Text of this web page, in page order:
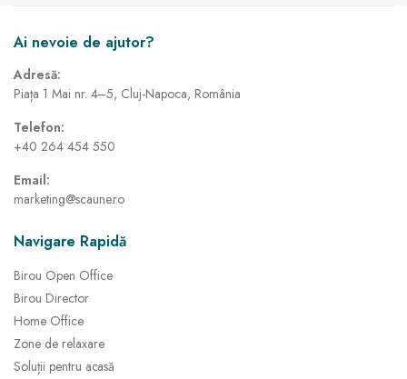
Ai nevoie de ajutor?
Adresă:
Piața 1 Mai nr. 4–5, Cluj-Napoca, România
Telefon:
+40 264 454 550
Email:
marketing@scaune.ro
Navigare Rapidă
Birou Open Office
Birou Director
Home Office
Zone de relaxare
Soluții pentru acasă